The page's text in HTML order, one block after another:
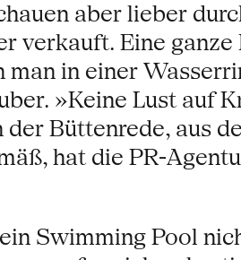
aber lieber
verkauft. Eine
in einer
»Keine Lust auf
Büttenrede, aus
hat die PR-
Swimming Pool